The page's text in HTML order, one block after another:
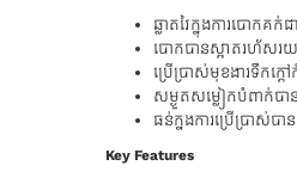
ឆ្លាតវៃក្នុងការបោកគ
បោកបានស្អាតរហ័សរ
ប្រើប្រាស់មុខងារទឹកក្ត
សម្ងួតសម្លៀកបំពាក់ប
ធន់ក្នងការប្រើប្រាស់បាន
Key Features